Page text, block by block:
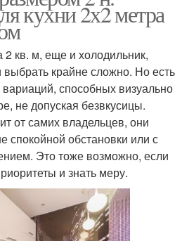
кухни 2х2 метра
2 кв. м, еще и холодильник,
выбрать крайне сложно. Но есть
способных визуально
не допуская безвкусицы.
от самих владельцев, они
спокойной обстановки или с
Это тоже возможно, если
и знать меру.